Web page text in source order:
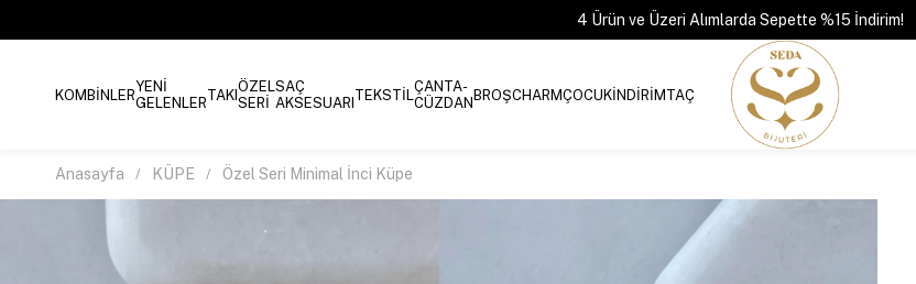
4 Ürün ve Üzeri Alımlarda Sepette %15 İndirim!
KOMBİNLERYENİ
GELENLERTAKIÖZEL
SERİ
SAÇ
AKSESUARI TEKSTİLÇANTA-
CÜZDANBROŞCHARMÇOCUKİNDİRİMTAÇ
Anasayfa KÜPE Özel Seri Minimal İnci Küpe